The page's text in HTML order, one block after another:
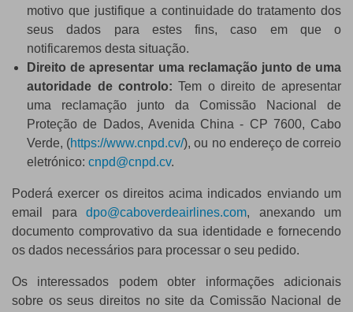
motivo que justifique a continuidade do tratamento dos
seus dados para estes fins, caso em que o
notificaremos desta situação.
Direito de apresentar uma reclamação junto de uma
autoridade de controlo: Tem o direito de apresentar
uma reclamação junto da Comissão Nacional de
Proteção de Dados, Avenida China - CP 7600, Cabo
Verde, (https://www.cnpd.cv/), ou no endereço de correio
eletrónico:cnpd@cnpd.cv.
Poderá exercer os direitos acima indicados enviando um
email para dpo@caboverdeairlines.com, anexando um
documento comprovativo da sua identidade e fornecendo
os dados necessários para processar o seu pedido.
Os interessados ​​​​podem obter informações adicionais
sobre os seus direitos no site da Comissão Nacional de